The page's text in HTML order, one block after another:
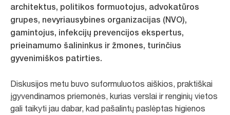
architektus, politikos formuotojus, advokatūros
grupes, nevyriausybines organizacijas (NVO),
gamintojus, infekcijų prevencijos ekspertus,
prieinamumo šalininkus ir žmones, turinčius
gyvenimiškos patirties.
Diskusijos metu buvo suformuluotos aiškios, praktiškai
įgyvendinamos priemonės, kurias verslai ir renginių vietos
gali taikyti jau dabar, kad pašalintų paslėptas higienos